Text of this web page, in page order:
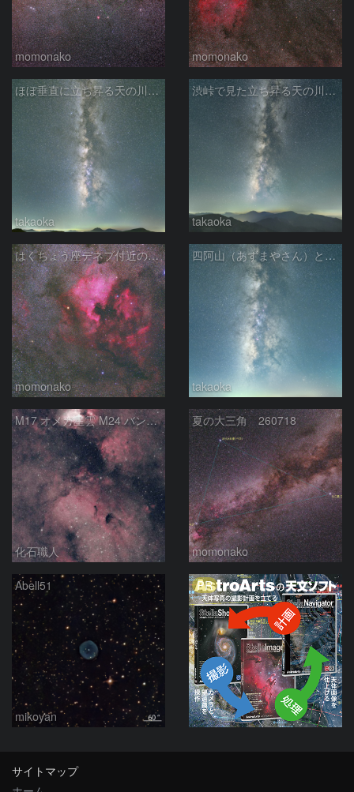
momonako momonako
ほぼ垂直に立ち昇る天の川銀河
takaoka
渋峠で見た立ち昇る天の川銀河
takaoka
はくちょう座デネブ付近の空域 260720
momonako
四阿山（あずまやさん）と立ち昇る夏の銀河
takaoka
M17 オメガ星雲 M24 バンビの横顔 いて座
化石職人
夏の大三角 260718
momonako
Abell51
mikoyan
PR
サイトマップ